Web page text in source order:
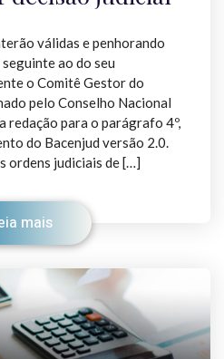
válidas e penhorando
ao do seu
o Comitê Gestor do
pelo Conselho Nacional
redação para o parágrafo 4º,
do Bacenjud versão 2.0.
ordens judiciais de […]
mais